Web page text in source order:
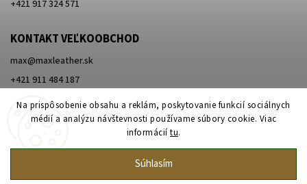
Na prispôsobenie obsahu a reklám, poskytovanie funkcií sociálnych
médií a analýzu návštevnosti používame súbory cookie. Viac
informáciítu.
Súhlasím
+421 917 324 571
KONTAKT VEĽKOOBCHOD
max@maxleather.sk
+421 911 484 187
Copyright 2026Max Original Leather. Všetky práva vyhradené.